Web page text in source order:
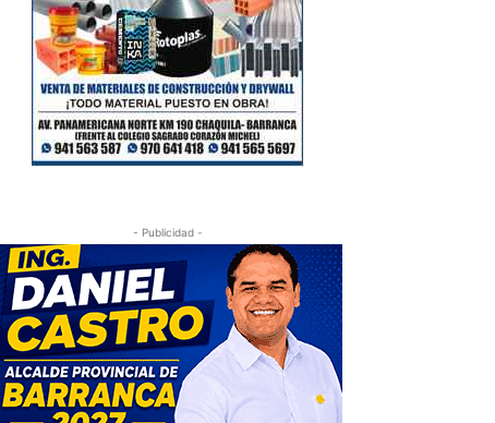
- Publicidad -